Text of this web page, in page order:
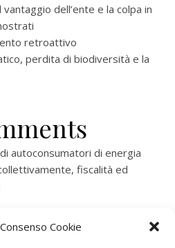
Cookie
dell’ente e la colpa in
retroattivo
perdita di biodiversità e la
autoconsumatori di energia
fiscalità ed
fiscalità ed